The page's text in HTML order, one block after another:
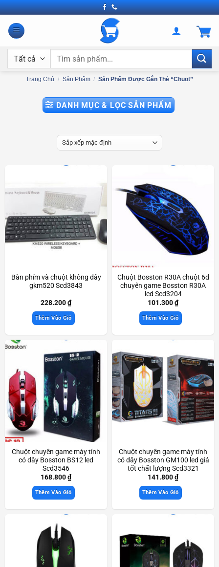
Bỏ
qua
nội
Tìm
Trang Chủ / Sản Phẩm / Sản Phẩm Được Gắn Thẻ “chuot”
DANH MỤC & LỌC SẢN PHẨM
Bàn phím và chuột không dây
gkm520 Scd3843
228.200₫
Thêm Vào Giỏ
Chuột Bosston R30A chuột 6d
chuyên game Bosston R30A
led Scd3204
101.300₫
Thêm Vào Giỏ
Chuột chuyên game máy tính
có dây Bosston BS12 led
Scd3546
168.800₫
Thêm Vào Giỏ
Chuột chuyên game máy tính
có dây Bosston GM100 led giá
tốt chất lượng Scd3321
141.800₫
Thêm Vào Giỏ